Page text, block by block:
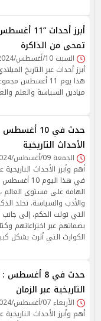
أبرز
تمحى من الذاكرة
السبت 10/أغسطس/2024 - 06:46 م
أبرز أحداث عبر التاريخ
هذا يوم 11 أغسطس
ميادين السياسة والعلم
حدث في 10
الأحداث التاريخية
الجمعة 09/أغسطس/2024 - 06:14 م
أهم وأبرز الأحداث التاريخية
في هذا
الهامة على مستوى العالم
والأدب والسياسة. تخلد
التي تولت الحكم، إلى جانب
بصماتهم عبر اختراعاتهم
الكوارث التي أثرت بشكل
حدث في 8
التاريخية عبر الزمان
الأربعاء 07/أغسطس/2024 - 08:14 م
أهم وأبرز الأحداث